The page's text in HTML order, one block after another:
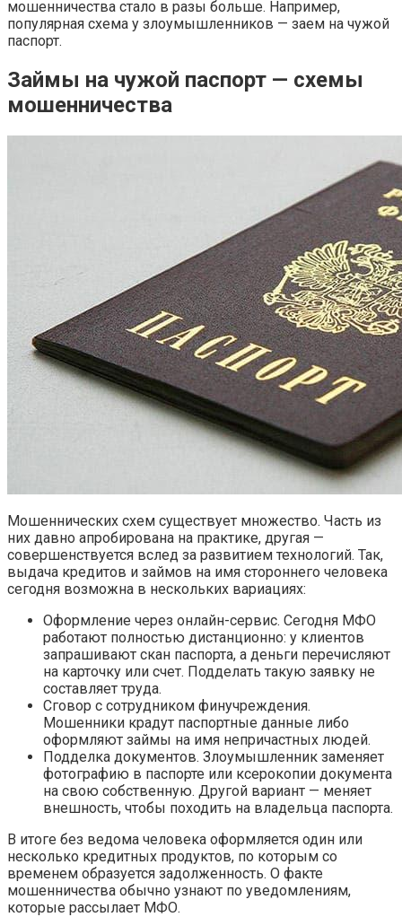
мошенничества стало в разы больше. Например,
популярная схема у злоумышленников — заем на чужой
паспорт.
Займы на чужой паспорт — схемы
мошенничества
Мошеннических схем существует множество. Часть из
них давно апробирована на практике, другая —
совершенствуется вслед за развитием технологий. Так,
выдача кредитов и займов на имя стороннего человека
сегодня возможна в нескольких вариациях:
Оформление через онлайн-сервис. Сегодня МФО
работают полностью дистанционно: у клиентов
запрашивают скан паспорта, а деньги перечисляют
на карточку или счет. Подделать такую заявку не
составляет труда.
Сговор с сотрудником финучреждения.
Мошенники крадут паспортные данные либо
оформляют займы на имя непричастных людей.
Подделка документов. Злоумышленник заменяет
фотографию в паспорте или ксерокопии документа
на свою собственную. Другой вариант — меняет
внешность, чтобы походить на владельца паспорта.
В итоге без ведома человека оформляется один или
несколько кредитных продуктов, по которым со
временем образуется задолженность. О факте
мошенничества обычно узнают по уведомлениям,
которые рассылает МФО.